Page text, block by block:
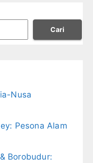
Cari
Nusa
Pesona Alam
Borobudur: